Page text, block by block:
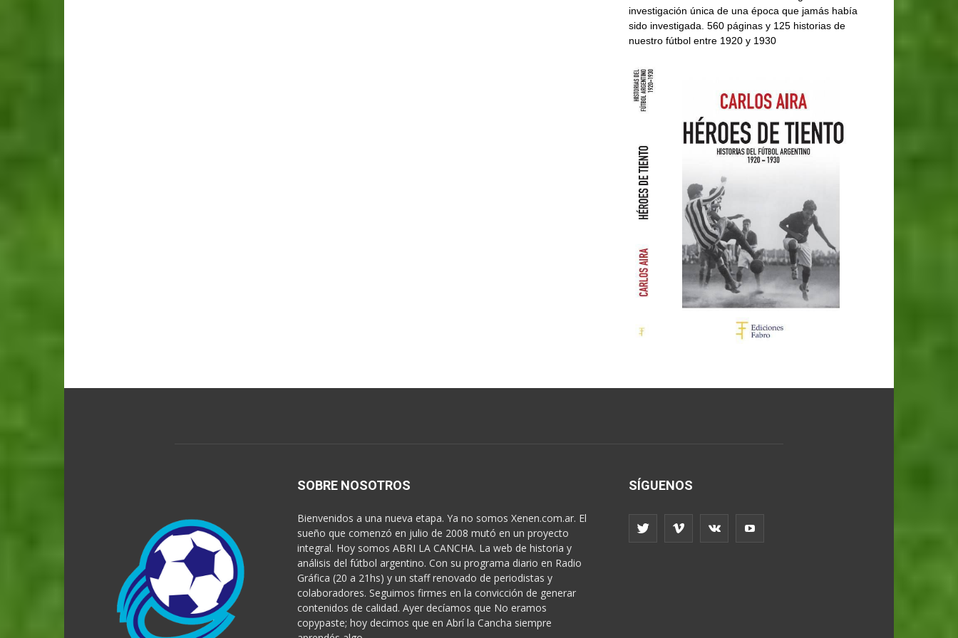
investigación única de una época que jamás había
sido investigada. 560 páginas y 125 historias de
nuestro fútbol entre 1920 y 1930
SOBRE NOSOTROS
Bienvenidos a una nueva etapa. Ya no somos Xenen.com.ar. El
sueño que comenzó en julio de 2008 mutó en un proyecto
integral. Hoy somos ABRI LA CANCHA. La web de historia y
análisis del fútbol argentino. Con su programa diario en Radio
Gráfica (20 a 21hs) y un staff renovado de periodistas y
colaboradores. Seguimos firmes en la convicción de generar
contenidos de calidad. Ayer decíamos que No eramos
copypaste; hoy decimos que en Abrí la Cancha siempre
SÍGUENOS